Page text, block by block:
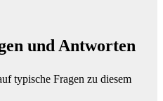
undAntworten
typische Fragen zu diesem